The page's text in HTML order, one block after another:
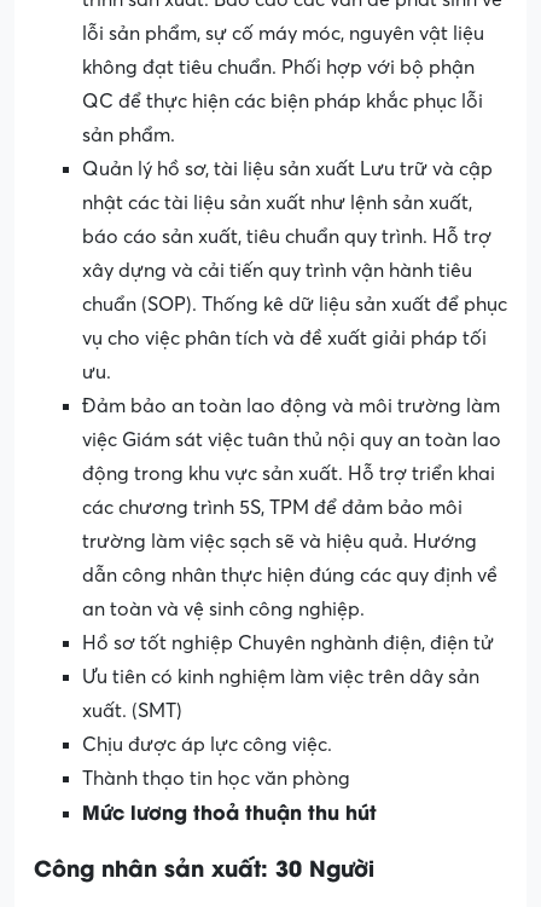
lỗi sản phẩm, sự cố máy móc, nguyên vật liệu
không đạt tiêu chuẩn. Phối hợp với bộ phận
QC để thực hiện các biện pháp khắc phục lỗi
sản phẩm.
Quản lý hồ sơ, tài liệu sản xuất Lưu trữ và cập
nhật các tài liệu sản xuất như lệnh sản xuất,
báo cáo sản xuất, tiêu chuẩn quy trình. Hỗ trợ
xây dựng và cải tiến quy trình vận hành tiêu
chuẩn (SOP). Thống kê dữ liệu sản xuất để phục
vụ cho việc phân tích và đề xuất giải pháp tối
ưu.
Đảm bảo an toàn lao động và môi trường làm
việc Giám sát việc tuân thủ nội quy an toàn lao
động trong khu vực sản xuất. Hỗ trợ triển khai
các chương trình 5S, TPM để đảm bảo môi
trường làm việc sạch sẽ và hiệu quả. Hướng
dẫn công nhân thực hiện đúng các quy định về
an toàn và vệ sinh công nghiệp.
Hồ sơ tốt nghiệp Chuyên nghành điện, điện tử
Ưu tiên có kinh nghiệm làm việc trên dây sản
xuất. (SMT)
Chịu được áp lực công việc.
Thành thạo tin học văn phòng
Mức lương thoả thuận thu hút
Công nhân sản xuất: 30 Người